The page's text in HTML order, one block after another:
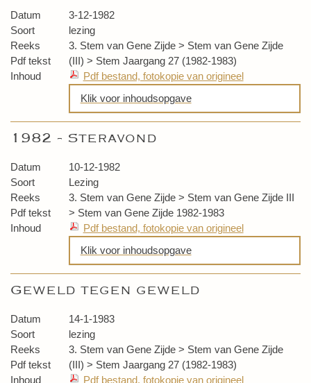
Datum
3-12-1982
Soort
lezing
Reeks
3. Stem van Gene Zijde > Stem van Gene Zijde
(III) > Stem Jaargang 27 (1982-1983)
Pdf tekst
Pdf bestand, fotokopie van origineel
Inhoud
Klik voor inhoudsopgave
Esoterie: zo buiten, zo binnen, zo
binnen, zo buiten
1982 - Steravond
Datum
10-12-1982
Soort
Lezing
Reeks
3. Stem van Gene Zijde > Stem van Gene Zijde III
> Stem van Gene Zijde 1982-1983
Pdf tekst
Pdf bestand, fotokopie van origineel
Inhoud
Klik voor inhoudsopgave
Het Licht en de wereld (voorbereiding)
Kracht en Licht (incantatie)
Geweld tegen geweld
Datum
14-1-1983
Soort
lezing
Reeks
3. Stem van Gene Zijde > Stem van Gene Zijde
(III) > Stem Jaargang 27 (1982-1983)
Pdf tekst
Pdf bestand, fotokopie van origineel
Inhoud